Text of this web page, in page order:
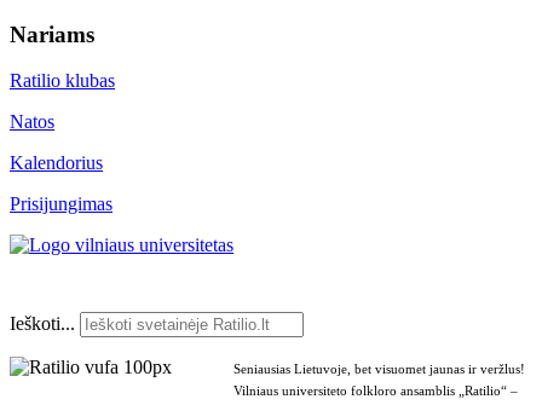
Nariams
Ratilio klubas
Natos
Kalendorius
Prisijungimas
Ieškoti...
Seniausias Lietuvoje, bet visuomet jaunas ir veržlus!
Vilniaus universiteto folkloro ansamblis „Ratilio“ –